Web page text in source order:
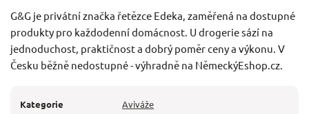
G&G je privátní značka řetězce Edeka, zaměřená na dostupné
produkty pro každodenní domácnost. U drogerie sází na
jednoduchost, praktičnost a dobrý poměr ceny a výkonu. V
Česku běžně nedostupné - výhradně na NěmeckýEshop.cz.
Kategorie
Aviváže